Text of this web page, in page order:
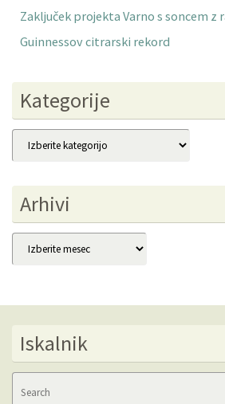
Zaključek projekta Varno s soncem z
Guinnessov citrarski rekord
Kategorije
Kategorije
Arhivi
Arhivi
Iskalnik